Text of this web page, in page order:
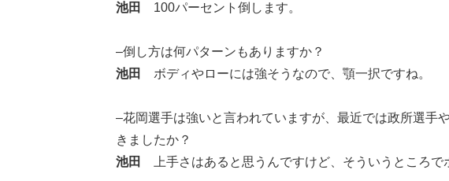
池田 100パーセント倒します。
–倒し方は何パターンもありますか？
池田
ボディやローには強そうなので、顎一択ですね。
–花岡選手は強いと言われていますが、最近では政所選手
きましたか？
池田
上手さはあると思うんですけど、そういうところで